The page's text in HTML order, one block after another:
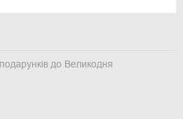
подарунків до Великодня